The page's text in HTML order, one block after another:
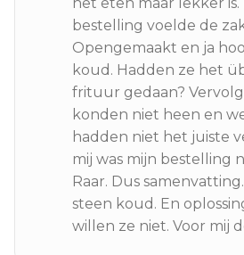
bestelling voelde de
Opengemaakt en ja
koud. Hadden ze het
frituur gedaan?
konden niet heen en
hadden niet het juiste
mij was mijn bestelling
Raar. Dus
steen koud. En
willen ze niet. Voor mij